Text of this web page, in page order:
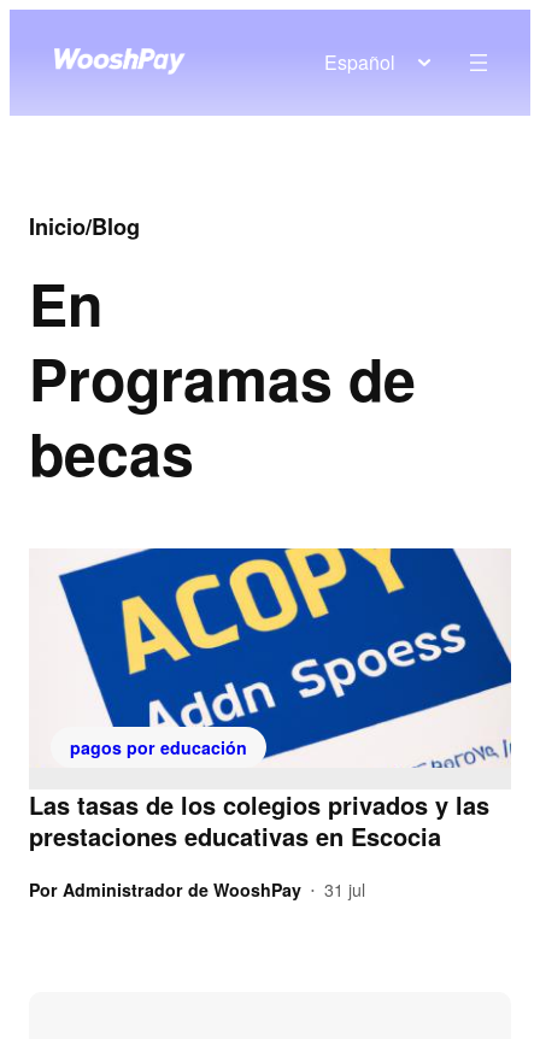
Español
Inicio/Blog
En
Programas de
becas
pagos por educación
Las tasas de los colegios privados y las
prestaciones educativas en Escocia
Por Administrador de WooshPay • 31 jul